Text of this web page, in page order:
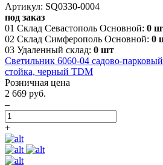
Артикул: SQ0330-0004
под заказ
01 Склад Севастополь Основной: 0
02 Склад Симферополь Основной: 0
03 Удаленный склад: 0 шт
Светильник 6060-04 садово-
стойка, черный TDM
Розничная цена
2 669 руб.
–
+